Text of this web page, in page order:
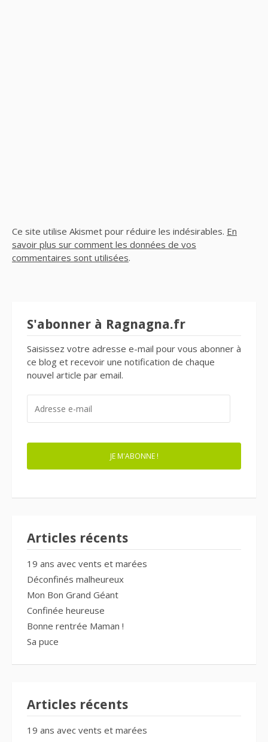
Ce site utilise Akismet pour réduire les indésirables. En
savoir plus sur comment les données de vos
commentaires sont utilisées.
S'abonner à Ragnagna.fr
Saisissez votre adresse e-mail pour vous abonner à
ce blog et recevoir une notification de chaque
nouvel article par email.
MAIL
JE M'ABONNE !
Articles récents
19 ans avec vents et marées
Déconfinés malheureux
Mon Bon Grand Géant
Confinée heureuse
Bonne rentrée Maman !
Sa puce
Articles récents
19 ans avec vents et marées